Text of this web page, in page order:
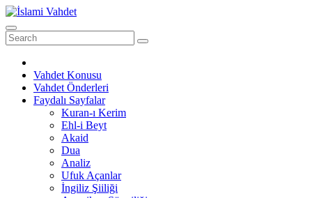
Skip
to
content
Vahdet Konusu
Vahdet Önderleri
Faydalı Sayfalar
Kuran-ı Kerim
Ehl-i Beyt
Akaid
Dua
Analiz
Ufuk Açanlar
İngiliz Şiiliği